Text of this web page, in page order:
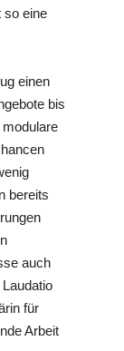
so eine
einen
bis
modulare
bereits
auch
für
Arbeit